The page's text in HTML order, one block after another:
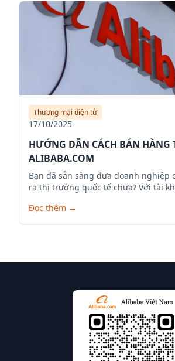
Thương mại điện tử
17/10/2025
HƯỚNG DẪN CÁCH BÁN HÀNG
ALIBABA.COM
Bạn đã sẵn sàng đưa doanh nghiệp
ra thị trường quốc tế chưa? Với tài
doanh, tiếp cận hàng triệu khách
trên toàn cầu và đưa sản phẩm của
Đọc thêm →